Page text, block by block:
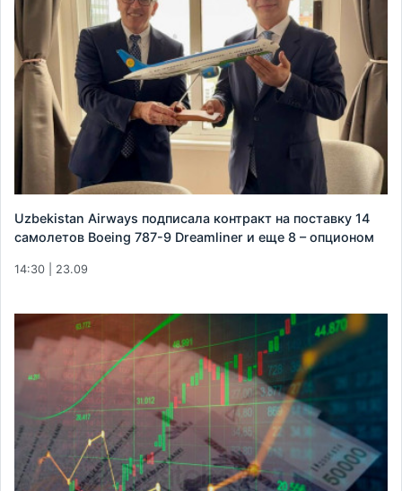
Uzbekistan Airways подписала контракт на поставку 14
самолетов Boeing 787-9 Dreamliner и еще 8 – опционом
14:30 | 23.09